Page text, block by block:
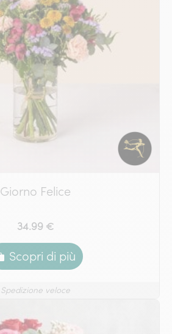
Giorno Felice
34.99 €
Scopri di più
Spedizione veloce